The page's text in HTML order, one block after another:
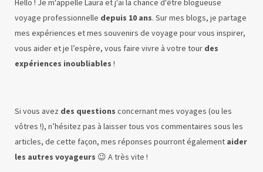
Hello ! Je m'appelle Laura et j'ai la chance d'être blogueuse
voyage professionnelle depuis 10 ans. Sur mes blogs, je partage
mes expériences et mes souvenirs de voyage pour vous inspirer,
vous aider et je l’espère, vous faire vivre à votre tour des
expériences inoubliables !
Si vous avez des questions concernant mes voyages (ou les
vôtres !), n’hésitez pas à laisser tous vos commentaires sous les
articles, de cette façon, mes réponses pourront également aider
les autres voyageurs 😉 A très vite !